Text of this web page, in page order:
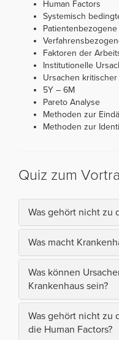
Human Factors
Systemisch
Faktoren der
Institutionelle
Ursachen
5Y – 6M
Pareto Analyse
Methoden zur
Methoden zur
Quiz zum
Was gehört nicht zu
Was macht
Was können
Krankenhaus sein?
Was gehört nicht zu
die Human Factors?